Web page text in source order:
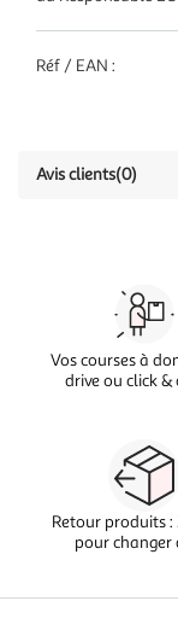
Réf / EAN :
Avis clients(0)
Vos courses à
drive ou click &
Retour produits :
pour changer